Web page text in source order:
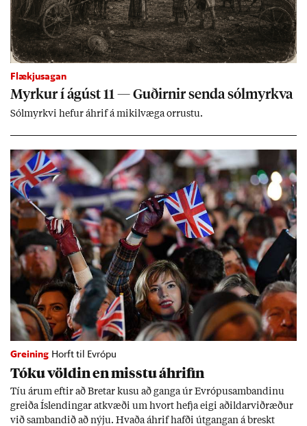
Flækjusagan
Myrk­ur í ág­úst 11 — Guð­irn­ir senda sól­myrkva
Sól­myrkvi hef­ur áhrif á mik­il­væga orr­ustu.
Greining Horft til Evrópu
Tóku völd­in en misstu áhrif­in
Tíu ár­um eft­ir að Bret­ar kusu að ganga úr Evr­ópu­sam­band­inu
greiða Ís­lend­ing­ar at­kvæði um hvort hefja eigi að­ild­ar­við­ræð­ur
við sam­band­ið að nýju. Hvaða áhrif hafði út­gang­an á breskt